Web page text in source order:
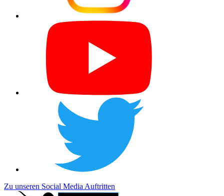
Zu unseren Social Media Auftritten